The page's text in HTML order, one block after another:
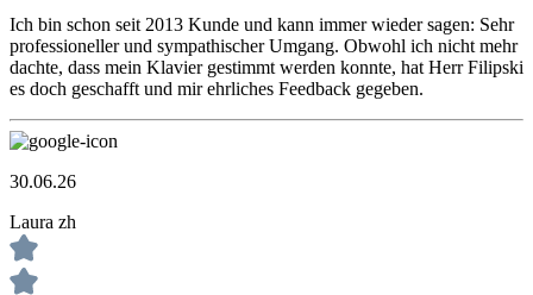
Ich bin schon seit 2013 Kunde und kann immer wieder sagen: Sehr
professioneller und sympathischer Umgang. Obwohl ich nicht mehr
dachte, dass mein Klavier gestimmt werden konnte, hat Herr Filipski
es doch geschafft und mir ehrliches Feedback gegeben.
30.06.26
Laura zh